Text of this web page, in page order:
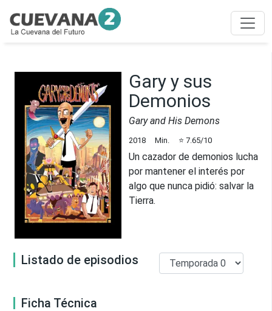
Gary y sus
Demonios
Gary and His Demons
2018 Min. ⭐ 7.65/10
Un cazador de demonios lucha
por mantener el interés por
algo que nunca pidió: salvar la
Tierra.
Listado de episodios
Ficha Técnica